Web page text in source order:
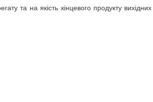
та на якість кінцевого продукту